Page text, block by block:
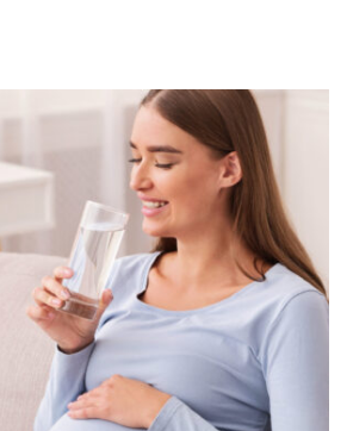
Glukometry
Niezbędnik cukrzyka
Wyznania diabetyka
Do pobrania